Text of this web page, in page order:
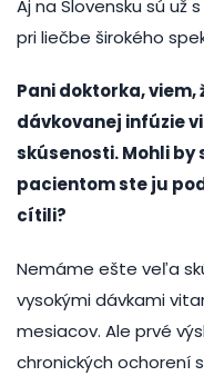
Aj na Slovensku sú
pri liečbe širokého
Pani doktorka, viem,
dávkovanej infúzie
skúsenosti. Mohli
pacientom ste ju
cítili?
Nemáme ešte veľa
vysokými dávkami
mesiacov. Ale prvé
chronických ochorení